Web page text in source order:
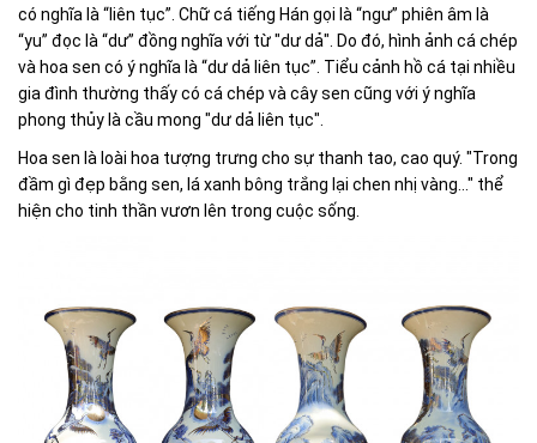
có nghĩa là “liên tục”. Chữ cá tiếng Hán gọi là “ngư” phiên âm là
“yu” đọc là “dư” đồng nghĩa với từ "dư dả". Do đó, hình ảnh cá chép
và hoa sen có ý nghĩa là “dư dả liên tục”. Tiểu cảnh hồ cá tại nhiều
gia đình thường thấy có cá chép và cây sen cũng với ý nghĩa
phong thủy là cầu mong "dư dả liên tục".
Hoa sen là loài hoa tượng trưng cho sự thanh tao, cao quý. "Trong
đầm gì đẹp bằng sen, lá xanh bông trắng lại chen nhị vàng..." thể
hiện cho tinh thần vươn lên trong cuộc sống.